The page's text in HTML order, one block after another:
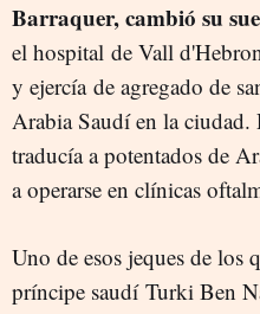
Barraquer, cambió su
el hospital de Vall
y ejercía de agregado de
Arabia Saudí en la ciudad.
traducía a potentados de
a operarse en clínicas
Uno de esos jeques de los
príncipe saudí Turki Ben